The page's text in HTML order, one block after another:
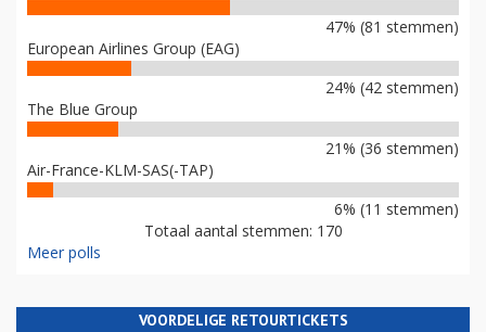
47% (81 stemmen)
European Airlines Group (EAG)
24% (42 stemmen)
The Blue Group
21% (36 stemmen)
Air-France-KLM-SAS(-TAP)
6% (11 stemmen)
Totaal aantal stemmen: 170
Meer polls
VOORDELIGE RETOURTICKETS